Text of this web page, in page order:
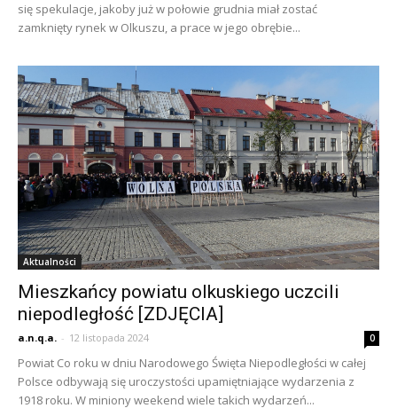
się spekulacje, jakoby już w połowie grudnia miał zostać
zamknięty rynek w Olkuszu, a prace w jego obrębie...
Aktualności
Mieszkańcy powiatu olkuskiego uczcili
niepodległość [ZDJĘCIA]
a.n.q.a. - 12 listopada 2024 0
Powiat Co roku w dniu Narodowego Święta Niepodległości w całej
Polsce odbywają się uroczystości upamiętniające wydarzenia z
1918 roku. W miniony weekend wiele takich wydarzeń...